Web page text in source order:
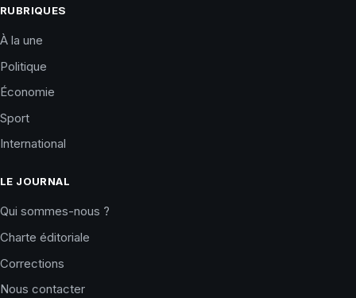
RUBRIQUES
À la une
Politique
Économie
Sport
International
LE JOURNAL
Qui sommes-nous ?
Charte éditoriale
Corrections
Nous contacter